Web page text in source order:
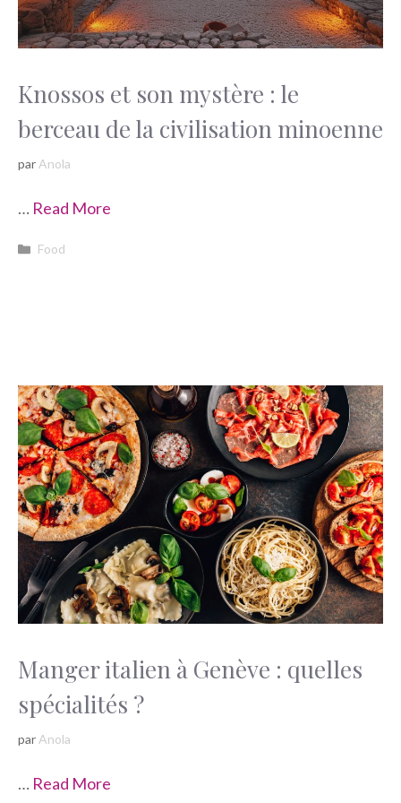
Knossos et son mystère : le
berceau de la civilisation minoenne
par Anola
… Read More
Catégories
Food
Manger italien à Genève : quelles
spécialités ?
par Anola
… Read More